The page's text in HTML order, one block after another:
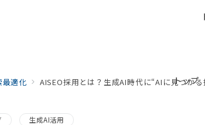
トップ
最適化 AISEO採用とは？生成AI時代に“AIに見つか
生成AI活用